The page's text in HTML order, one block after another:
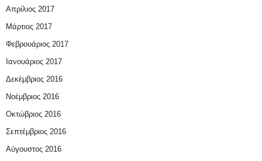
Απρίλιος 2017
Μάρτιος 2017
Φεβρουάριος 2017
Ιανουάριος 2017
Δεκέμβριος 2016
Νοέμβριος 2016
Οκτώβριος 2016
Σεπτέμβριος 2016
Αύγουστος 2016